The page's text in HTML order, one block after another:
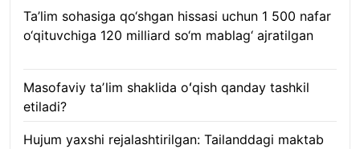
Ta’lim sohasiga qo‘shgan hissasi uchun 1 500 nafar
o‘qituvchiga 120 milliard so‘m mablag‘ ajratilgan
Masofaviy taʼlim shaklida oʻqish qanday tashkil
etiladi?
Hujum yaxshi rejalashtirilgan: Tailanddagi maktab